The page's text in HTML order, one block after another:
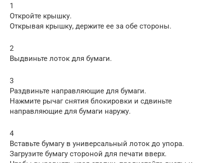
1
Откройте крышку.
Открывая крышку, держите ее за обе стороны.
2
Выдвиньте лоток для бумаги.
3
Раздвиньте направляющие для бумаги.
Нажмите рычаг снятия блокировки и сдвиньте
направляющие для бумаги наружу.
4
Вставьте бумагу в универсальный лоток до упора.
Загрузите бумагу стороной для печати вверх.